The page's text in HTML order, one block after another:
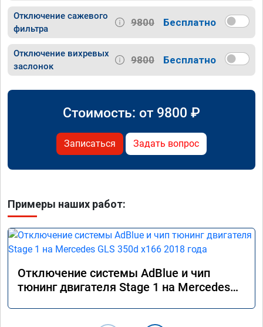
Отключение сажевого
фильтра
9800 Бесплатно
Отключение вихревых
заслонок
9800 Бесплатно
Стоимость: от 9800 ₽
Записаться Задать вопрос
Примеры наших работ:
Отключение системы AdBlue и чип
тюнинг двигателя Stage 1 на Mercedes